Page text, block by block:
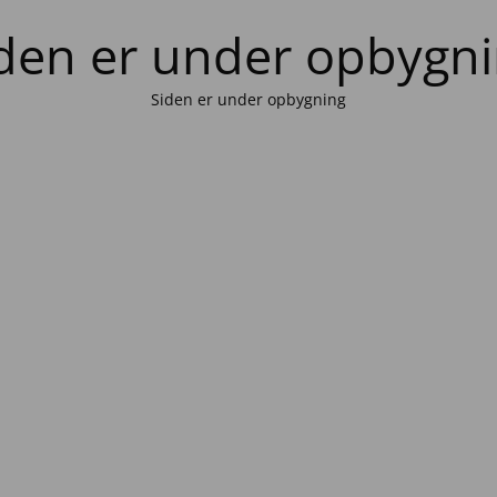
er under
Siden er under opbygning